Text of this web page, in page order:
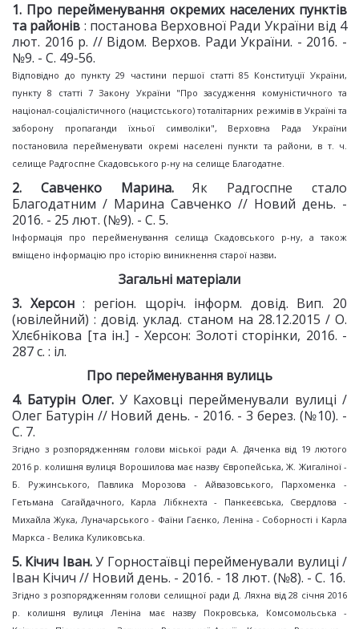
1. Про перейменування окремих населених пунктів
та районів : постанова Верховної Ради України від 4
лют. 2016 р. // Відом. Верхов. Ради України. - 2016. -
№9. - С. 49-56.
Відповідно до пункту 29 частини першої статті 85 Конституції України,
пункту 8 статті 7 Закону України "Про засудження комуністичного та
націонал-соціалістичного (нацистського) тоталітарних режимів в Україні та
заборону пропаганди їхньої символіки", Верховна Рада України
постановила перейменувати окремі населені пункти та райони, в т. ч.
селище Радгоспне Скадовського р-ну на селище Благодатне.
2. Савченко Марина.Як Радгоспне стало
Благодатним / Марина Савченко // Новий день. -
2016. - 25 лют. (№9). - С. 5.
Інформація про перейменування селища Скадовського р-ну, а також
вміщено інформацію про історію виникнення старої назви.
Загальні матеріали
3. Херсон: регіон. щоріч. інформ. довід. Вип. 20
(ювілейний) : довід. уклад. станом на 28.12.2015 / О.
Хлєбнікова [та ін.] - Херсон: Золоті сторінки, 2016. -
287 с. : іл.
Про перейменування вулиць
4. Батурін Олег. У Каховці перейменували вулиці /
Олег Батурін // Новий день. - 2016. - 3 берез. (№10). -
С. 7.
Згідно з розпорядженням голови міської ради А. Дяченка від 19 лютого
2016 р. колишня вулиця Ворошилова має назву Європейська, Ж. Жигаліної -
Б. Ружинського, Павлика Морозова - Айвазовського, Пархоменка -
Гетьмана Сагайдачного, Карла Лібкнехта - Панкеєвська, Свердлова -
Михайла Жука, Луначарського - Фаїни Гаєнко, Леніна - Соборності і Карла
Маркса - Велика Куликовська.
5. Кічич Іван.У Горностаївці перейменували вулиці /
Іван Кічич // Новий день. - 2016. - 18 лют. (№8). - С. 16.
Згідно з розпорядженням голови селищної ради Д. Ляхна від 28 січня 2016
р. колишня вулиця Леніна має назву Покровська, Комсомольська -